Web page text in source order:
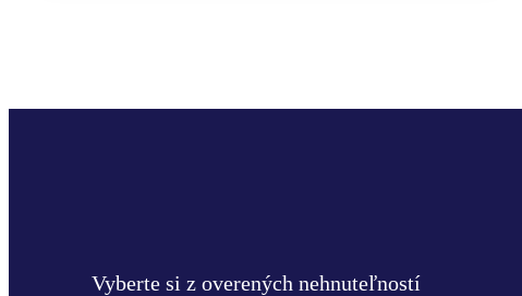
Vyberte si z overených nehnuteľností